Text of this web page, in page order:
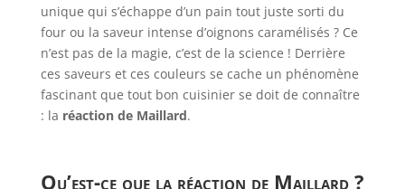
unique qui s’échappe d’un pain tout juste sorti du
four ou la saveur intense d’oignons caramélisés ? Ce
n’est pas de la magie, c’est de la science ! Derrière
ces saveurs et ces couleurs se cache un phénomène
fascinant que tout bon cuisinier se doit de connaître
: la réaction de Maillard.
Qu’est-ce que la réaction de Maillard ?